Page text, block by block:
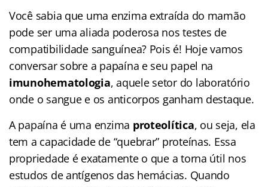
Você sabia que uma enzima extraída do mamão
pode ser uma aliada poderosa nos testes de
compatibilidade sanguínea? Pois é! Hoje vamos
conversar sobre a papaína e seu papel na
imunohematologia, aquele setor do laboratório
onde o sangue e os anticorpos ganham destaque.
A papaína é uma enzima proteolítica, ou seja, ela
tem a capacidade de “quebrar” proteínas. Essa
propriedade é exatamente o que a torna útil nos
estudos de antígenos das hemácias. Quando